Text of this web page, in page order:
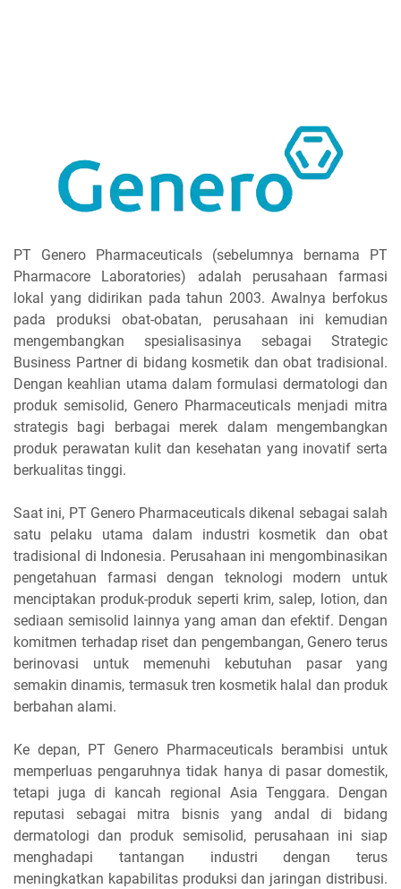
PT Genero Pharmaceuticals (sebelumnya bernama PT
Pharmacore Laboratories) adalah perusahaan farmasi
lokal yang didirikan pada tahun 2003. Awalnya berfokus
pada produksi obat-obatan, perusahaan ini kemudian
mengembangkan spesialisasinya sebagai Strategic
Business Partner di bidang kosmetik dan obat tradisional.
Dengan keahlian utama dalam formulasi dermatologi dan
produk semisolid, Genero Pharmaceuticals menjadi mitra
strategis bagi berbagai merek dalam mengembangkan
produk perawatan kulit dan kesehatan yang inovatif serta
berkualitas tinggi.
Saat ini, PT Genero Pharmaceuticals dikenal sebagai salah
satu pelaku utama dalam industri kosmetik dan obat
tradisional di Indonesia. Perusahaan ini mengombinasikan
pengetahuan farmasi dengan teknologi modern untuk
menciptakan produk-produk seperti krim, salep, lotion, dan
sediaan semisolid lainnya yang aman dan efektif. Dengan
komitmen terhadap riset dan pengembangan, Genero terus
berinovasi untuk memenuhi kebutuhan pasar yang
semakin dinamis, termasuk tren kosmetik halal dan produk
berbahan alami.
Ke depan, PT Genero Pharmaceuticals berambisi untuk
memperluas pengaruhnya tidak hanya di pasar domestik,
tetapi juga di kancah regional Asia Tenggara. Dengan
reputasi sebagai mitra bisnis yang andal di bidang
dermatologi dan produk semisolid, perusahaan ini siap
menghadapi tantangan industri dengan terus
meningkatkan kapabilitas produksi dan jaringan distribusi.